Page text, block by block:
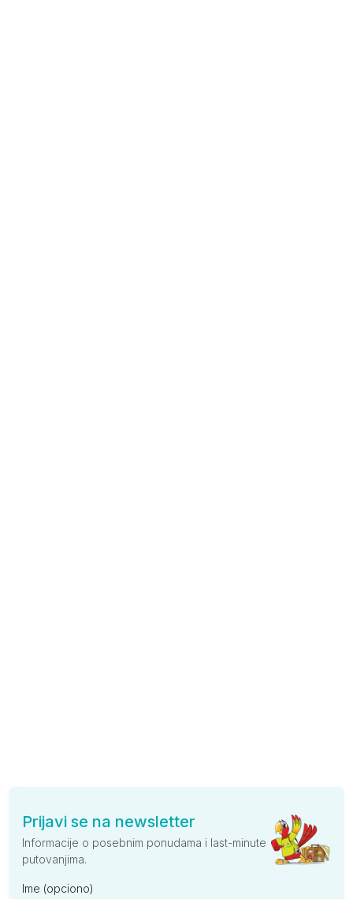
Prijavi se na newsletter
Informacije o posebnim ponudama i last-minute
putovanjima.
Ime (opciono)